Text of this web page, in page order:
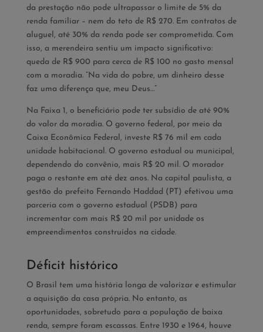
da prestação não pode ultrapassar o limite de 5% da
renda familiar – nem do teto de R$ 270. Em contratos de
aluguel, até 30% da renda pode ser comprometida. Com
isso, a merendeira sentiu um impacto significativo:
queda de R$ 900 para cerca de R$ 100 no gasto mensal
com a moradia. “Na vida do pobre, um dinheiro desse
faz uma diferença que, meu Deus…”
Na Faixa 1, o beneficiário pode ter subsídio de até 90%
do valor da moradia. O governo federal, por meio da
Caixa Econômica Federal, investe R$ 76 mil em cada
unidade habitacional. O governo estadual ou municipal,
dependendo do convênio, mais R$ 20 mil. O morador
paga o restante em até dez anos. Na capital paulista, a
gestão do prefeito ­Fernando Haddad (PT) efetivou uma
parceria com o governo estadual (PSDB) para
incrementar com mais R$ 20 mil por unidade os
empreendimentos construídos na cidade.
Déficit histórico
O Brasil tem uma história longa de valorizar e estimular
a aquisição da casa própria. No entanto, as
oportunidades, sobretudo para a população de baixa
renda, sempre foram escassas. Entre 1930 e 1964, houve